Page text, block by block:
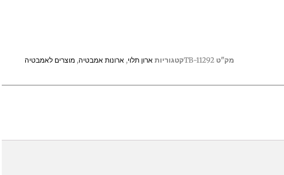
מק"טTB-11292קטגוריות ארון תלוי,ארונות אמבטיה,מוצרים לאמבטיה